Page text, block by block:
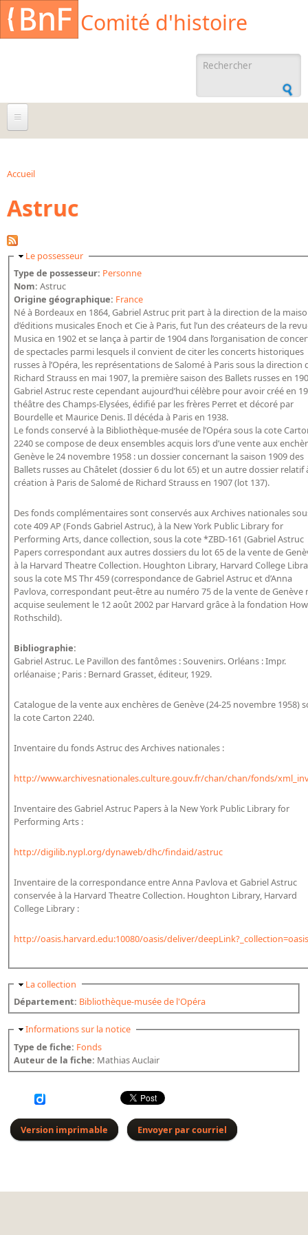
Aller au contenu principal
Comité d'histoire
recherche
À propos
Agenda
Ressources documentaires
Archives orales
Bibliographies
Bibliographie sur la BnF
Bibliographie historique de la Bibliothèque nationale de
France
Dictionnaire de la BnF
Dictionnaire BnF : recherche avancée
Dictionnaire BnF : index
Dictionnaire des fonds spéciaux et des principales collections et
provenances
Recherche de fonds, collections et provenances
Explorer
Organigrammes de la bibliothèque
Rapports d'activité de la Bibliothèque
Répertoire
Répertoire des catalogues d'expositions
Répertoire des manuscrits du XXe siècle
Publications
Ouvrages et documents sur la BnF numérisés dans Gallica
Listes et biographies des directeurs de départements
Le fil de l'histoire (frise chonologique)
La Bibliothèque nationale de France à livre ouvert
Richelieu, Bibliothèques - Musée - Galeries
Dépôt de la Commission de récupération artistique
Appels
Appel à chercheurs : bourse Comité d’histoire de la BnF
Appel à projets
Recherche de sujets de recherche
Faire une suggestion de recherche
Fournir un témoignage et/ou un document
Accueil
Astruc
Masquer
Le possesseur
Type de possesseur: Personne
Nom:Astruc
Origine géographique: France
Né à Bordeaux en 1864, Gabriel Astruc prit part à la direction de la
d’éditions musicales Enoch et Cie à Paris, fut l’un des créateurs de la
Musica en 1902 et se lança à partir de 1904 dans l’organisation de
de spectacles parmi lesquels il convient de citer les concerts historiques
russes à l’Opéra, les représentations de Salomé à Paris sous la direction
Richard Strauss en mai 1907, la première saison des Ballets russes en
Gabriel Astruc reste cependant aujourd’hui célèbre pour avoir créé en
théâtre des Champs-Elysées, édifié par les frères Perret et décoré par
Bourdelle et Maurice Denis. Il décéda à Paris en 1938.
Le fonds conservé à la Bibliothèque-musée de l’Opéra sous la cote
2240 se compose de deux ensembles acquis lors d’une vente aux
Genève le 24 novembre 1958 : un dossier concernant la saison 1909 des
Ballets russes au Châtelet (dossier 6 du lot 65) et un autre dossier relatif
création à Paris de Salomé de Richard Strauss en 1907 (lot 137).
Des fonds complémentaires sont conservés aux Archives nationales
cote 409 AP (Fonds Gabriel Astruc), à la New York Public Library for
Performing Arts, dance collection, sous la cote *ZBD-161 (Gabriel Astruc
Papers correspondant aux autres dossiers du lot 65 de la vente de
à la Harvard Theatre Collection. Houghton Library, Harvard College
sous la cote MS Thr 459 (correspondance de Gabriel Astruc et d’Anna
Pavlova, correspondant peut-être au numéro 75 de la vente de Genève
acquise seulement le 12 août 2002 par Harvard grâce à la fondation
Rothschild).
Bibliographie:
Gabriel Astruc. Le Pavillon des fantômes : Souvenirs. Orléans : Impr.
orléanaise ; Paris : Bernard Grasset, éditeur, 1929.
Catalogue de la vente aux enchères de Genève (24-25 novembre 1958)
la cote Carton 2240.
Inventaire du fonds Astruc des Archives nationales :
http://www.archivesnationales.culture.gouv.fr/chan/chan/fonds/
Inventaire des Gabriel Astruc Papers à la New York Public Library for
Performing Arts :
http://digilib.nypl.org/dynaweb/dhc/findaid/astruc
Inventaire de la correspondance entre Anna Pavlova et Gabriel Astruc
conservée à la Harvard Theatre Collection. Houghton Library, Harvard
College Library :
http://oasis.harvard.edu:10080/oasis/deliver/
Masquer
La collection
Département: Bibliothèque-musée de l'Opéra
Masquer
Informations sur la notice
Type de fiche: Fonds
Auteur de la fiche: Mathias Auclair
Version imprimable Envoyer par courriel
Cookies management panel